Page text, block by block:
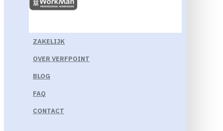
ZAKELIJK
OVER VERFPOINT
BLOG
FAQ
CONTACT